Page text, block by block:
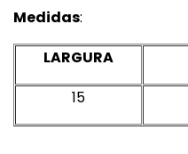
Medidas:
LARGURA
15